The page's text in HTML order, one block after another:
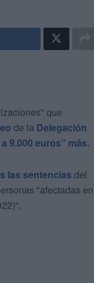
que
de la Delegación
9.000 euros” más.
las sentencias del
"afectadas en